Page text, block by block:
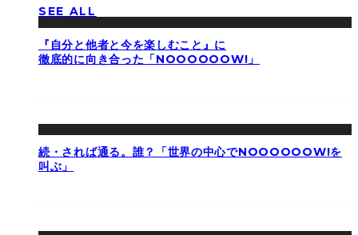
SEE ALL
『自分と他者と今を楽しむこと』に
徹底的に向き合った「NOOOOOOW!」
続・されば通る。誰？「世界の中心でNOOOOOOW!を
叫ぶ」